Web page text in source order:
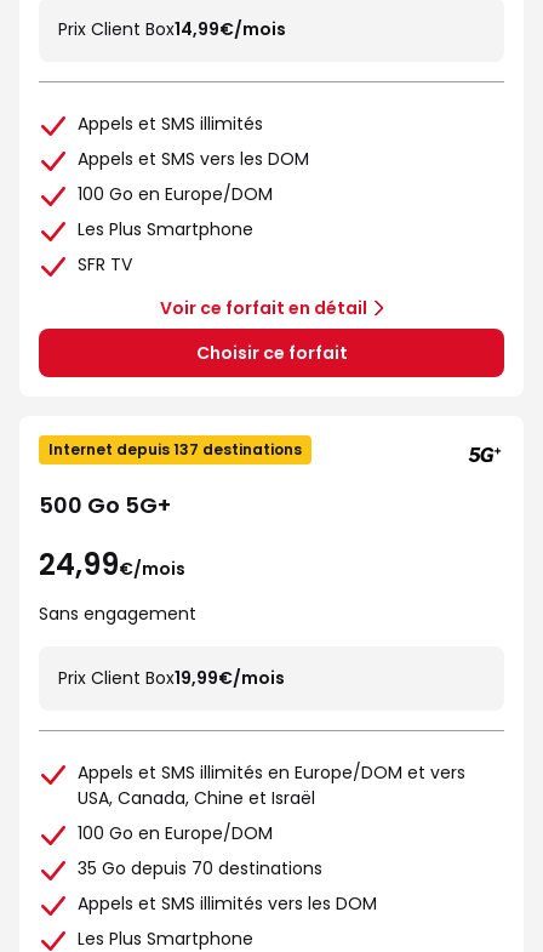
Prix Client Box14,99€/mois
Appels et SMS illimités
Appels et SMS vers les DOM
100 Go en Europe/DOM
Les Plus Smartphone
SFR TV
Voir ce forfait en détail
Choisir ce forfait
Internet depuis 137 destinations
500 Go 5G+
24,99€/mois
Sans engagement
Prix Client Box19,99€/mois
Appels et SMS illimités en Europe/DOM et vers
USA, Canada, Chine et Israël
100 Go en Europe/DOM
35 Go depuis 70 destinations
Appels et SMS illimités vers les DOM
Les Plus Smartphone